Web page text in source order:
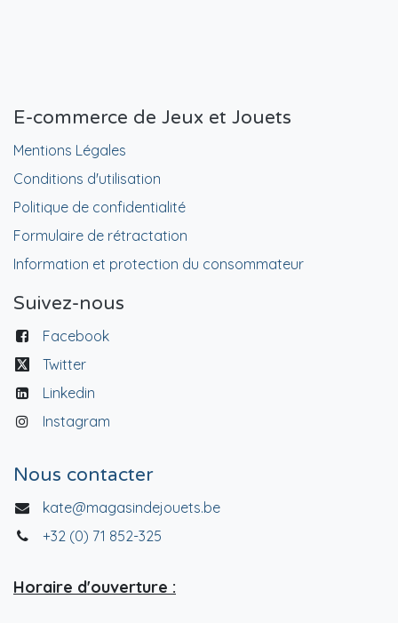
E-commerce de Jeux et Jouets
Mentions Légales
Conditions d'utilisation
Politique de confidentialité
Formulaire de rétractation
Information et protection du consommateur
Suivez-nous
Facebook
Twitter
Linkedin
Instagram
Nous contacter
kate@magasindejouets.be
+32 (0) 71 852-325
Horaire d'ouverture :